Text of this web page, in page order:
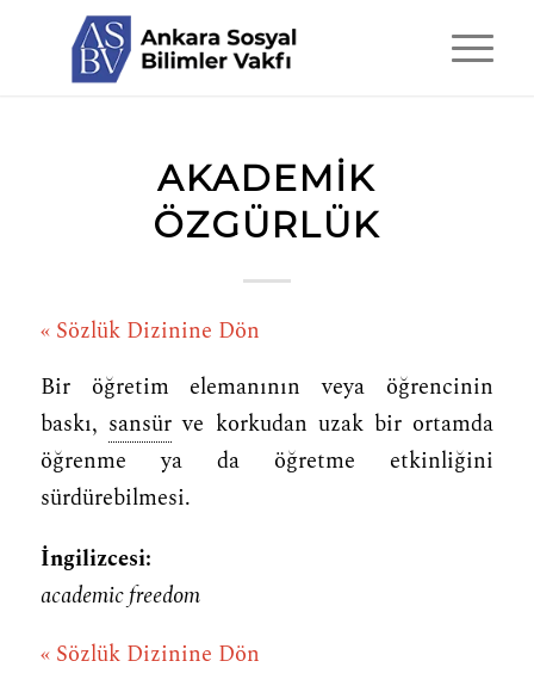
AKADEMIK
ÖZGÜRLÜK
« Sözlük Dizinine Dön
Bir öğretim elemanının veya öğrencinin
baskı, sansürve korkudan uzak bir ortamda
öğrenme ya da öğretme etkinliğini
sürdürebilmesi.
İngilizcesi:
academic freedom
« Sözlük Dizinine Dön